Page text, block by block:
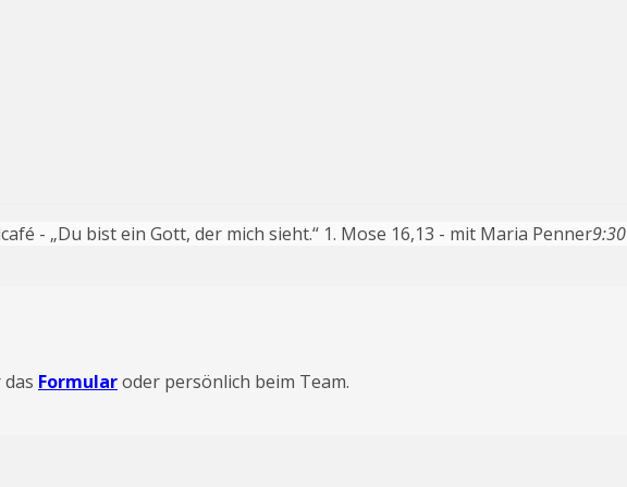
- „Du bist ein Gott, der mich sieht.“ 1. Mose 16,13 - mit Maria Penner9:30
Formularoder persönlich beim Team.